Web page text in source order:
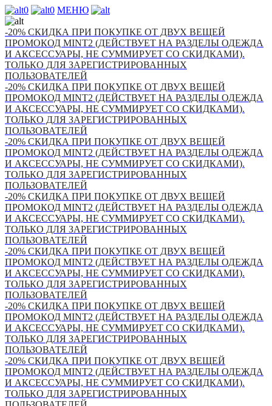
0 0 МЕНЮ
-20% СКИДКА ПРИ ПОКУПКЕ ОТ ДВУХ ВЕЩЕЙ
ПРОМОКОД MINT2 (ДЕЙСТВУЕТ НА РАЗДЕЛЫ ОДЕЖДА
И АКСЕССУАРЫ, НЕ СУММИРУЕТ СО СКИДКАМИ).
ТОЛЬКО ДЛЯ ЗАРЕГИСТРИРОВАННЫХ
ПОЛЬЗОВАТЕЛЕЙ
-20% СКИДКА ПРИ ПОКУПКЕ ОТ ДВУХ ВЕЩЕЙ
ПРОМОКОД MINT2 (ДЕЙСТВУЕТ НА РАЗДЕЛЫ ОДЕЖДА
И АКСЕССУАРЫ, НЕ СУММИРУЕТ СО СКИДКАМИ).
ТОЛЬКО ДЛЯ ЗАРЕГИСТРИРОВАННЫХ
ПОЛЬЗОВАТЕЛЕЙ
-20% СКИДКА ПРИ ПОКУПКЕ ОТ ДВУХ ВЕЩЕЙ
ПРОМОКОД MINT2 (ДЕЙСТВУЕТ НА РАЗДЕЛЫ ОДЕЖДА
И АКСЕССУАРЫ, НЕ СУММИРУЕТ СО СКИДКАМИ).
ТОЛЬКО ДЛЯ ЗАРЕГИСТРИРОВАННЫХ
ПОЛЬЗОВАТЕЛЕЙ
-20% СКИДКА ПРИ ПОКУПКЕ ОТ ДВУХ ВЕЩЕЙ
ПРОМОКОД MINT2 (ДЕЙСТВУЕТ НА РАЗДЕЛЫ ОДЕЖДА
И АКСЕССУАРЫ, НЕ СУММИРУЕТ СО СКИДКАМИ).
ТОЛЬКО ДЛЯ ЗАРЕГИСТРИРОВАННЫХ
ПОЛЬЗОВАТЕЛЕЙ
-20% СКИДКА ПРИ ПОКУПКЕ ОТ ДВУХ ВЕЩЕЙ
ПРОМОКОД MINT2 (ДЕЙСТВУЕТ НА РАЗДЕЛЫ ОДЕЖДА
И АКСЕССУАРЫ, НЕ СУММИРУЕТ СО СКИДКАМИ).
ТОЛЬКО ДЛЯ ЗАРЕГИСТРИРОВАННЫХ
ПОЛЬЗОВАТЕЛЕЙ
-20% СКИДКА ПРИ ПОКУПКЕ ОТ ДВУХ ВЕЩЕЙ
ПРОМОКОД MINT2 (ДЕЙСТВУЕТ НА РАЗДЕЛЫ ОДЕЖДА
И АКСЕССУАРЫ, НЕ СУММИРУЕТ СО СКИДКАМИ).
ТОЛЬКО ДЛЯ ЗАРЕГИСТРИРОВАННЫХ
ПОЛЬЗОВАТЕЛЕЙ
-20% СКИДКА ПРИ ПОКУПКЕ ОТ ДВУХ ВЕЩЕЙ
ПРОМОКОД MINT2 (ДЕЙСТВУЕТ НА РАЗДЕЛЫ ОДЕЖДА
И АКСЕССУАРЫ, НЕ СУММИРУЕТ СО СКИДКАМИ).
ТОЛЬКО ДЛЯ ЗАРЕГИСТРИРОВАННЫХ